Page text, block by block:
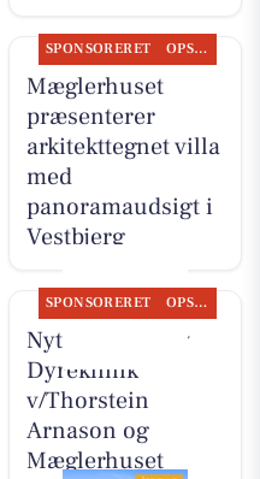
SPONSORERET OPSLAGSTAVLEN
Mæglerhuset
præsenterer
arkitekttegnet villa
med
panoramaudsigt i
Vestbjerg
SPONSORERET OPSLAGSTAVLEN
Nyt fra Vodskov
Dyreklinik
v/Thorstein
Arnason og
Mæglerhuset